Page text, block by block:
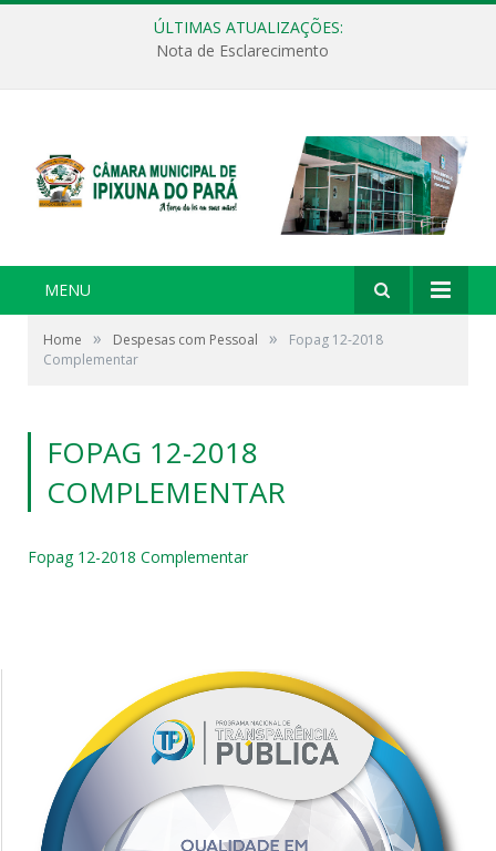
ÚLTIMAS ATUALIZAÇÕES:
Nota de Esclarecimento
MENU
Home » Despesas com Pessoal »
Fopag 12-2018
Complementar
FOPAG 12-2018
COMPLEMENTAR
Fopag 12-2018 Complementar